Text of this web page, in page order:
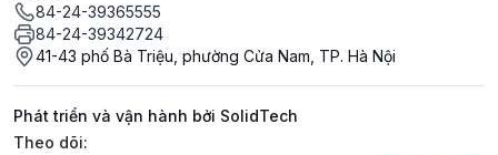
84-24-39365555
84-24-39342724
41-43 phố Bà Triệu, phường Cửa Nam, TP. Hà Nội
Phát triển và vận hành bởi SolidTech
Mạng xã hội
Theo dõi: